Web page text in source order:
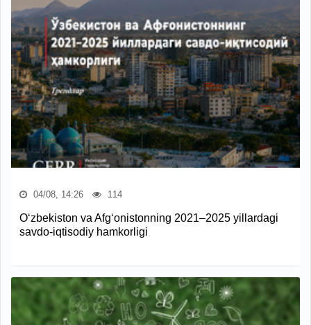
04/08, 14:26 114
O‘zbekiston va Afg‘onistonning 2021–2025 yillardagi
savdo-iqtisodiy hamkorligi